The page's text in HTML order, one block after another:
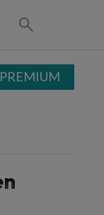
PREMIUM